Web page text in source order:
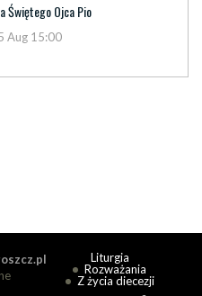
Świętego Ojca Pio
Aug 15:00
Liturgia
Rozważania
Z życia diecezji